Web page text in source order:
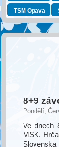
TSM Opava
8+9
Pondělí,
Ve dnech
MSK.
Slovenska